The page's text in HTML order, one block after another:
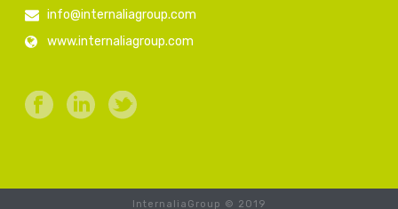
info@internaliagroup.com
www.internaliagroup.com
InternaliaGroup © 2019